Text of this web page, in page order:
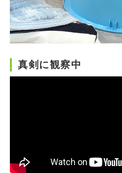
真剣に観察中